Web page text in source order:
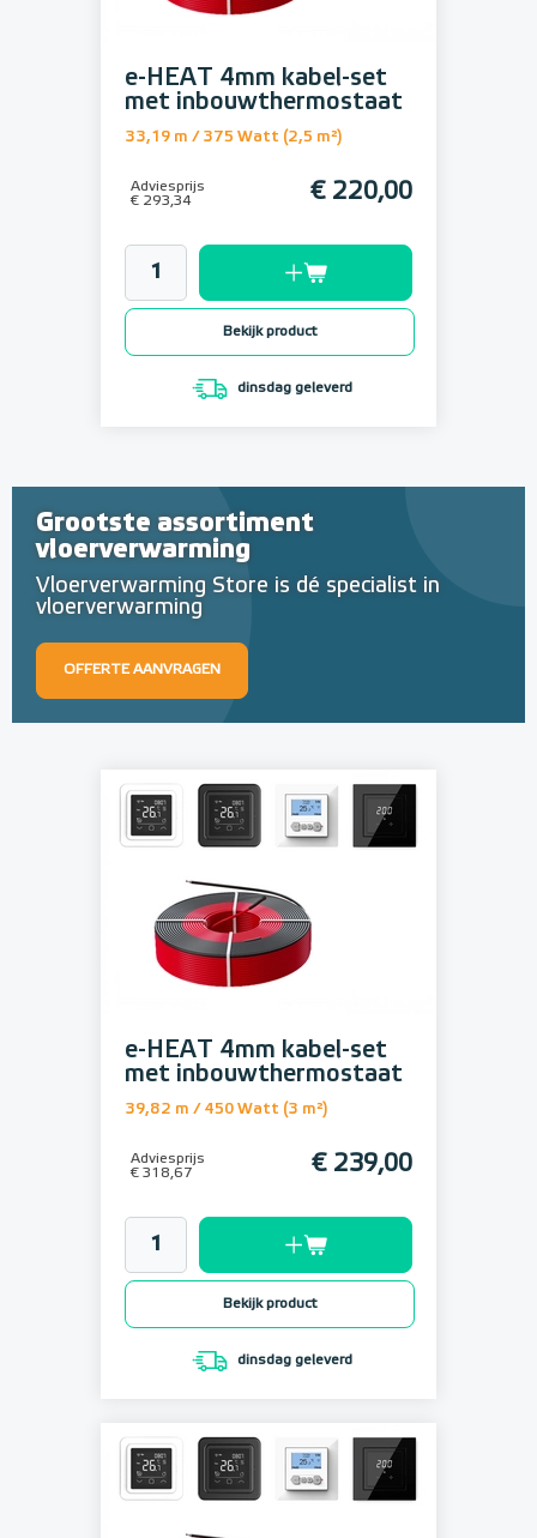
e-HEAT 4mm kabel-set
met inbouwthermostaat
33,19 m / 375 Watt (2,5 m²)
Adviesprijs
€ 293,34
€ 220,00
Bekijk product
dinsdag geleverd
Grootste assortiment
vloerverwarming
Vloerverwarming Store is dé specialist in
vloerverwarming
OFFERTE AANVRAGEN
e-HEAT 4mm kabel-set
met inbouwthermostaat
39,82 m / 450 Watt (3 m²)
Adviesprijs
€ 318,67
€ 239,00
Bekijk product
dinsdag geleverd